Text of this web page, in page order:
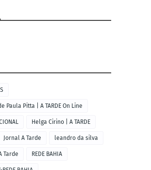
Paula Pitta | A TARDE On Line
Helga Cirino | A TARDE
Jornal A Tarde leandro da silva
Tarde REDE BAHIA